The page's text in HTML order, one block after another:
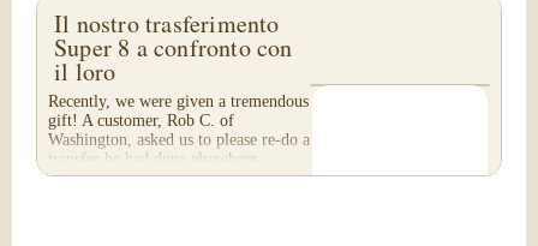
Il nostro trasferimento
Super 8 a confronto con
il loro
Recently, we were given a tremendous
gift! A customer, Rob C. of
Washington, asked us to please re-do a
transfer he had done elsewhere,
because he was disappointed with